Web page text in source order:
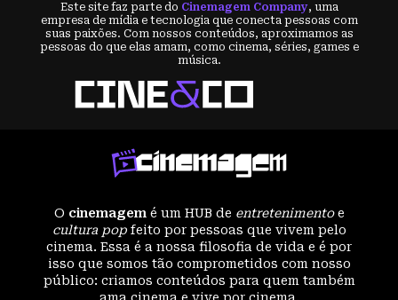
Este site faz parte do Cinemagem Company, uma
empresa de mídia e tecnologia que conecta pessoas com
suas paixões. Com nossos conteúdos, aproximamos as
pessoas do que elas amam, como cinema, séries, games e
música.
O cinemagemé um HUB de entretenimentoe
cultura popfeito por pessoas que vivem pelo
cinema. Essa é a nossa filosofia de vida e é por
isso que somos tão comprometidos com nosso
público: criamos conteúdos para quem também